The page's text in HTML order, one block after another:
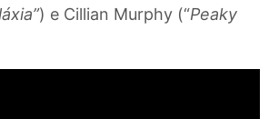
) e Cillian Murphy (“Peaky